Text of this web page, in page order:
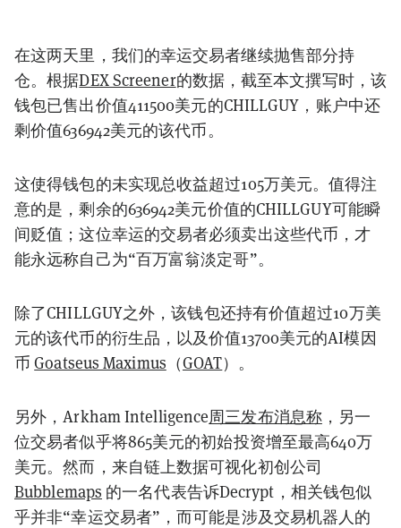
在这两天里，我们的幸运交易者继续抛售部分持
仓。根据DEX Screener的数据，截至本文撰写时，该
钱包已售出价值411500美元的CHILLGUY，账户中还
剩价值636942美元的该代币。
这使得钱包的未实现总收益超过105万美元。值得注
意的是，剩余的636942美元价值的CHILLGUY可能瞬
间贬值；这位幸运的交易者必须卖出这些代币，才
能永远称自己为“百万富翁淡定哥”。
除了CHILLGUY之外，该钱包还持有价值超过10万美
元的该代币的衍生品，以及价值13700美元的AI模因
币Goatseus Maximus （GOAT） 。
另外，Arkham Intelligence周三发布消息称，另一
位交易者似乎将865美元的初始投资增至最高640万
美元。然而，来自链上数据可视化初创公司
Bubblemaps 的一名代表告诉Decrypt，相关钱包似
乎并非“幸运交易者”，而可能是涉及交易机器人的